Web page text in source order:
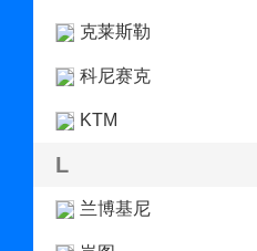
克莱斯勒
科尼赛克
KTM
L
兰博基尼